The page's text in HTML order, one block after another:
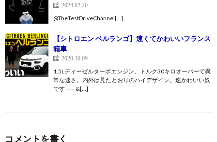
2024.02.20
@TheTestDriveChannel[…]
【シトロエン ベルランゴ】速くてかわいいフランス
箱車
2020.10.09
1.5Lディーゼルターボエンジン、トルク30キロオーバーで異
常な速さ。内外は見たとおりのハイデザイン。速かわいい奴
です ——&[…]
コメントを書く